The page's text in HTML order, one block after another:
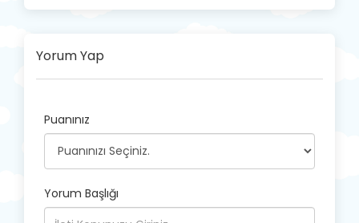
Yorum Yap
Puanınız
Yorum Başlığı